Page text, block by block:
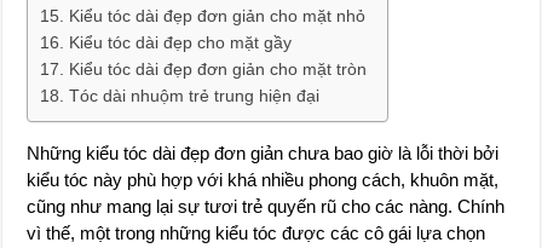
Kiểu tóc dài đẹp đơn giản cho mặt nhỏ
Kiểu tóc dài đẹp cho mặt gầy
Kiểu tóc dài đẹp đơn giản cho mặt tròn
Tóc dài nhuộm trẻ trung hiện đại
Những kiểu tóc dài đẹp đơn giản chưa bao giờ là lỗi thời bởi
kiểu tóc này phù hợp với khá nhiều phong cách, khuôn mặt,
cũng như mang lại sự tươi trẻ quyến rũ cho các nàng. Chính
vì thế, một trong những kiểu tóc được các cô gái lựa chọn